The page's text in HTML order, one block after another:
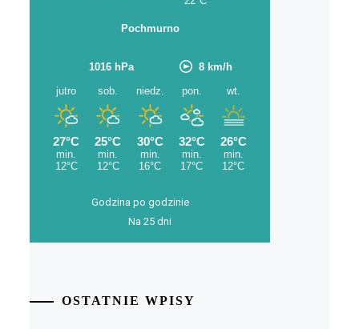
Godzina po godzinie
Na 25 dni
OSTATNIE WPISY